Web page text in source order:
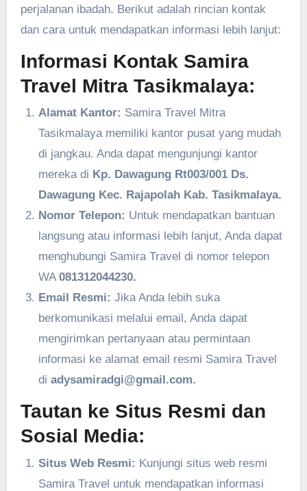
perjalanan ibadah. Berikut adalah rincian kontak
dan cara untuk mendapatkan informasi lebih lanjut:
Informasi Kontak Samira
Travel Mitra Tasikmalaya:
Alamat Kantor: Samira Travel Mitra
Tasikmalaya memiliki kantor pusat yang mudah
di jangkau. Anda dapat mengunjungi kantor
mereka di Kp. Dawagung Rt003/001 Ds.
Dawagung Kec. Rajapolah Kab. Tasikmalaya.
Nomor Telepon: Untuk mendapatkan bantuan
langsung atau informasi lebih lanjut, Anda dapat
menghubungi Samira Travel di nomor telepon
WA 081312044230.
Email Resmi: Jika Anda lebih suka
berkomunikasi melalui email, Anda dapat
mengirimkan pertanyaan atau permintaan
informasi ke alamat email resmi Samira Travel
di adysamiradgi@gmail.com.
Tautan ke Situs Resmi dan
Sosial Media:
Situs Web Resmi: Kunjungi situs web resmi
Samira Travel untuk mendapatkan informasi